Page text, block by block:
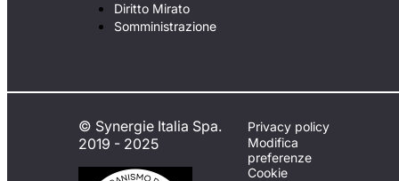
Diritto Mirato
Somministrazione
© Synergie Italia Spa.
2019 - 2025
Privacy policy
Modifica
preferenze
Cookie